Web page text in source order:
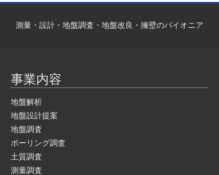
測量・設計・地盤調査・地盤改良・擁壁のパイオニア
事業内容
地盤解析
地盤設計提案
地盤調査
ボーリング調査
土質調査
測量調査